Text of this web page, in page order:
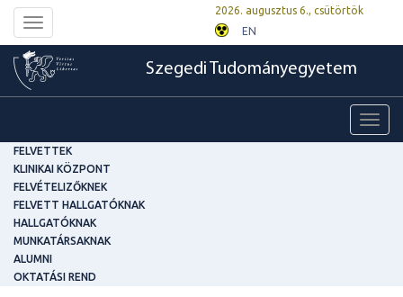
Toggle
navigation
2026. augusztus 6., csütörtök
EN
Szegedi Tudományegyetem
FELVETTEK
KLINIKAI KÖZPONT
FELVÉTELIZŐKNEK
FELVETT HALLGATÓKNAK
HALLGATÓKNAK
MUNKATÁRSAKNAK
ALUMNI
OKTATÁSI REND